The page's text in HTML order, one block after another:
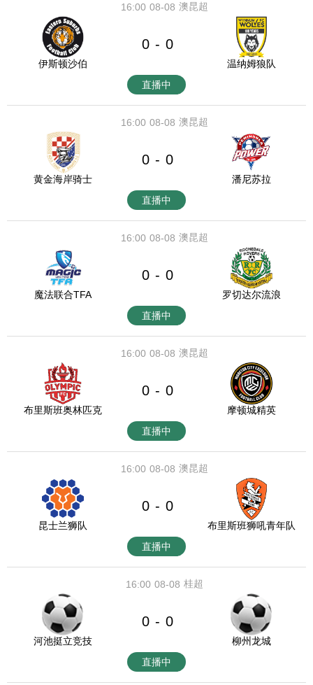
08-08
16:00 澳昆超
伊斯顿沙伯
0 - 0
温纳姆狼队
直播中
08-08
16:00 澳昆超
黄金海岸骑士
0 - 0
潘尼苏拉
直播中
08-08
16:00 澳昆超
魔法联合TFA
0 - 0
罗切达尔流浪
直播中
08-08
16:00 澳昆超
布里斯班奥林匹克
0 - 0
摩顿城精英
直播中
08-08
16:00 澳昆超
昆士兰狮队
0 - 0
布里斯班狮吼青年队
直播中
08-08
16:00 桂超
河池挺立竞技
0 - 0
柳州龙城
直播中